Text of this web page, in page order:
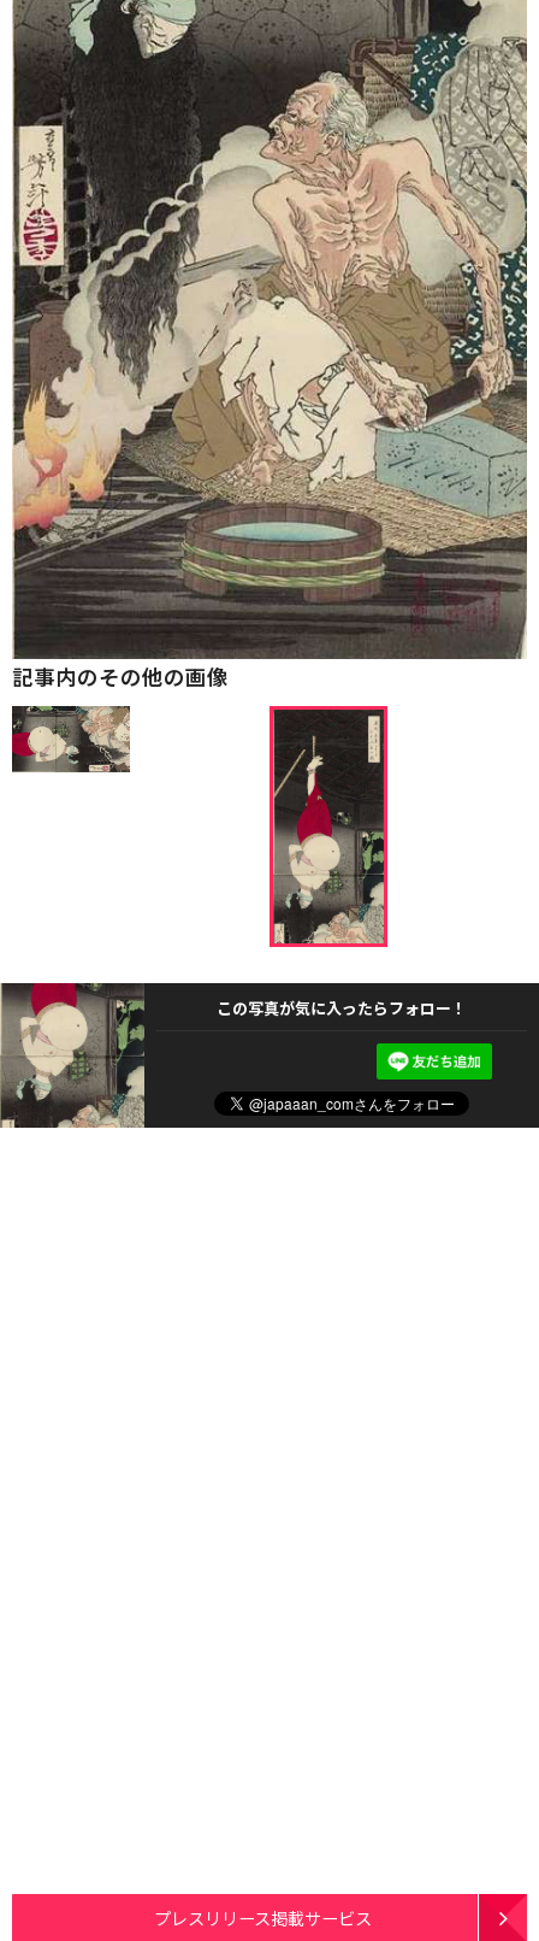
記事内のその他の画像
この写真が気に入ったらフォロー！
プレスリリース掲載サービス